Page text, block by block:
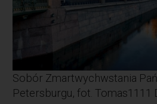
Sobór Zmartwychwstania
Petersburgu, fot. Tomas1111